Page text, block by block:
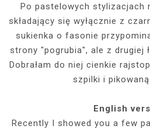
Po pastelowych stylizacjach
składający się wyłącznie z
sukienka o fasonie
strony "pogrubia", ale z drugiej
Dobrałam do niej cienkie
szpilki i
English
Recently I showed you a few